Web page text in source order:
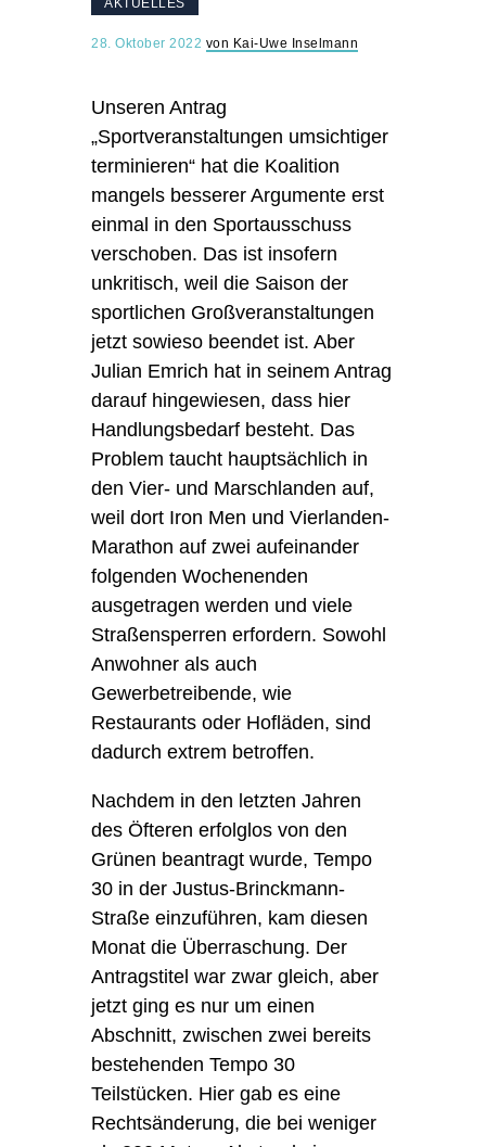
AKTUELLES
28. Oktober 2022 von Kai-Uwe Inselmann
Unseren Antrag
„Sportveranstaltungen umsichtiger
terminieren“ hat die Koalition
mangels besserer Argumente erst
einmal in den Sportausschuss
verschoben. Das ist insofern
unkritisch, weil die Saison der
sportlichen Großveranstaltungen
jetzt sowieso beendet ist. Aber
Julian Emrich hat in seinem Antrag
darauf hingewiesen, dass hier
Handlungsbedarf besteht. Das
Problem taucht hauptsächlich in
den Vier- und Marschlanden auf,
weil dort Iron Men und Vierlanden-
Marathon auf zwei aufeinander
folgenden Wochenenden
ausgetragen werden und viele
Straßensperren erfordern. Sowohl
Anwohner als auch
Gewerbetreibende, wie
Restaurants oder Hofläden, sind
dadurch extrem betroffen.
Nachdem in den letzten Jahren
des Öfteren erfolglos von den
Grünen beantragt wurde, Tempo
30 in der Justus-Brinckmann-
Straße einzuführen, kam diesen
Monat die Überraschung. Der
Antragstitel war zwar gleich, aber
jetzt ging es nur um einen
Abschnitt, zwischen zwei bereits
bestehenden Tempo 30
Teilstücken. Hier gab es eine
Rechtsänderung, die bei weniger